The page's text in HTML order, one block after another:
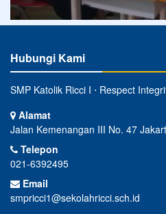
Hubungi Kami
SMP Katolik Ricci I ⋅ Respect
Alamat
Jalan Kemenangan III No. 47
Telepon
021-6392495
Email
smpricci1@sekolahricci.sch.id